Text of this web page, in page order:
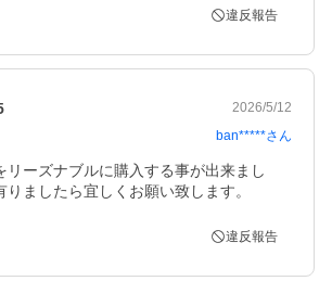
違反報告
2026/5/12
ban*****さん
リーズナブルに購入する事が出来まし
りましたら宜しくお願い致します。
違反報告